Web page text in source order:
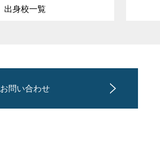
出身校一覧
お問い合わせ